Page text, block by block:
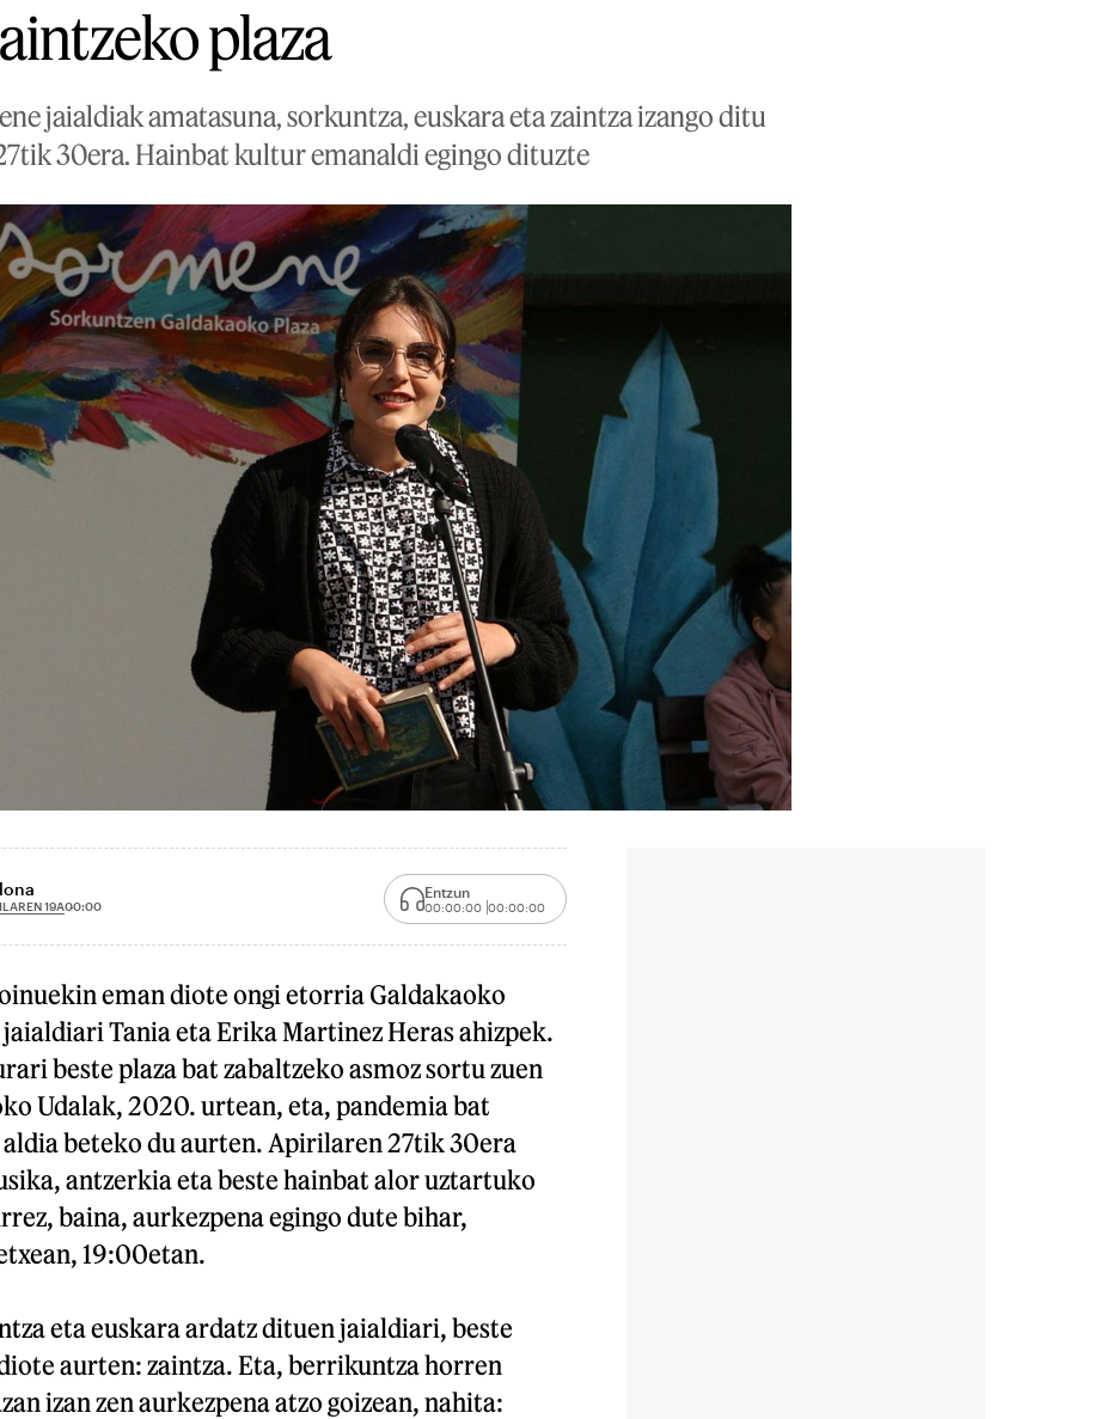
plaza
jaialdiak amatasuna, sorkuntza, euskara eta zaintza izango ditu
30era. Hainbat kultur emanaldi egingo dituzte
19A00:00
Entzun
00:00:00 00:00:00
eman diote ongi etorria Galdakaoko
Tania eta Erika Martinez Heras ahizpek.
beste plaza bat zabaltzeko asmoz sortu zuen
Udalak, 2020. urtean, eta, pandemia bat
beteko du aurten. Apirilaren 27tik 30era
antzerkia eta beste hainbat alor uztartuko
baina, aurkezpena egingo dute bihar,
19:00etan.
eta euskara ardatz dituen jaialdiari, beste
aurten: zaintza. Eta, berrikuntza horren
izan zen aurkezpena atzo goizean, nahita: